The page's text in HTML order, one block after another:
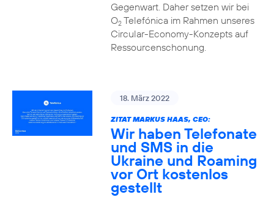
Gegenwart. Daher setzen wir bei
O2Telefónica im Rahmen unseres
Circular-Economy-Konzepts auf
Ressourcenschonung.
18. März 2022
ZITAT MARKUS HAAS, CEO:
Wir haben Telefonate
und SMS in die
Ukraine und Roaming
vor Ort kostenlos
gestellt